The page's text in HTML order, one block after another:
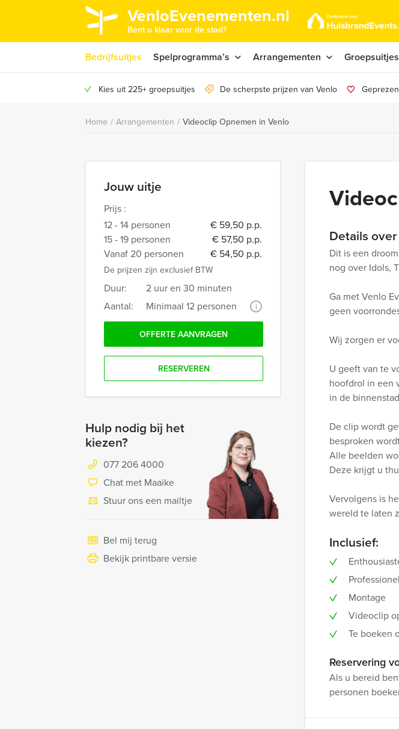
VenloEvenementen.nl
Bent u klaar voor de stad?
Bedrijfsuitjes Spelprogramma’s Arrangementen Groepsuitjes
Kies uit 225+ groepsuitjes De scherpste prijzen van Venlo
Home / Arrangementen / Videoclip Opnemen in Venlo
Jouw uitje
Prijs :
12 - 14 personen
€ 59,50 p.p.
15 - 19 personen
€ 57,50 p.p.
Vanaf 20 personen
€ 54,50 p.p.
De prijzen zijn exclusief BTW
Duur:
2 uur en 30 minuten
Aantal:
Minimaal 12 personen i
OFFERTE AANVRAGEN
RESERVEREN
Hulp nodig bij het
kiezen?
077 206 4000
Chat met Maaike
Stuur ons een mailtje
Bel mij terug
Bekijk printbare versie
Details
Dit is een
nog over Idols,
Ga met Venlo
geen
Wij zorgen er
U geeft van te
hoofdrol in een
in de
De clip wordt
besproken
Alle beelden
Deze krijgt u
Vervolgens is
wereld te laten
Inclusief:
Montage
Videoclip
Te boeken
Reservering
Als u bereid
personen